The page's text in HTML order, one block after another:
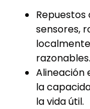
sensores,
razonables.
Alineación
la
la vida útil.